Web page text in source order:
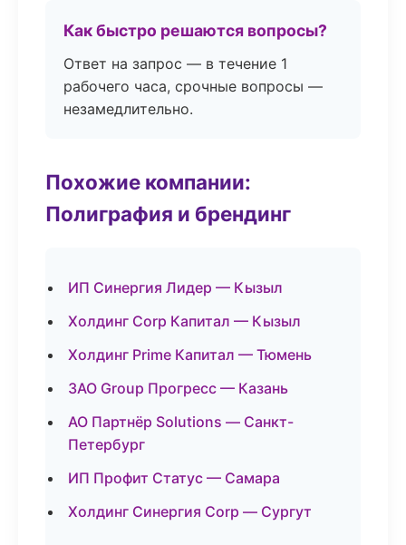
Как быстро решаются вопросы?
Ответ на запрос — в течение 1
рабочего часа, срочные вопросы —
незамедлительно.
Похожие компании:
Полиграфия и брендинг
ИП Синергия Лидер — Кызыл
Холдинг Corp Капитал — Кызыл
Холдинг Prime Капитал — Тюмень
ЗАО Group Прогресс — Казань
АО Партнёр Solutions — Санкт-
Петербург
ИП Профит Статус — Самара
Холдинг Синергия Corp — Сургут